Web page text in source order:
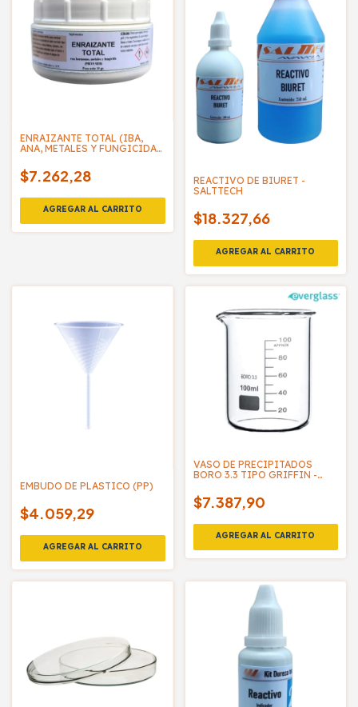
ENRAIZANTE TOTAL (IBA,
ANA, METALES Y FUNGICIDA)
$7.262,28
REACTIVO DE BIURET -
SALTTECH
$18.327,66
EMBUDO DE PLASTICO (PP)
$4.059,29
VASO DE PRECIPITADOS
BORO 3.3 TIPO GRIFFIN -
$7.387,90